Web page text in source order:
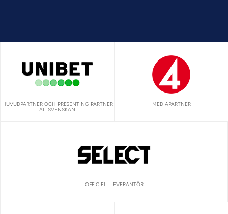
HUVUDPARTNER OCH PRESENTING PARTNER
ALLSVENSKAN
MEDIAPARTNER
OFFICIELL LEVERANTÖR